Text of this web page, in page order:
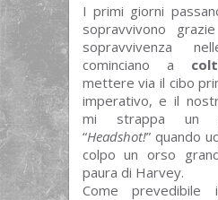
I primi giorni
sopravvivono
sopravvivenza
cominciano a
mettere via il cibo
imperativo, e il
mi strappa un
“Headshot!” quando
colpo un orso
paura di Harvey.
Come